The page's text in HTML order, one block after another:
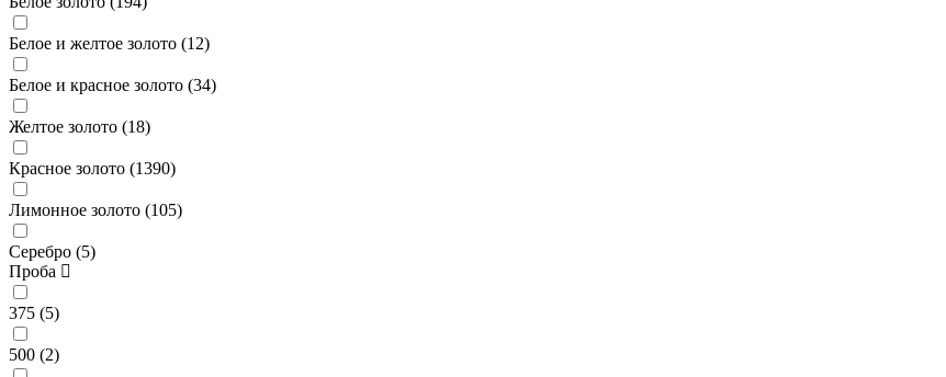
Белое и желтое золото (12)
Белое и красное золото (34)
Желтое золото (18)
Красное золото (1390)
Лимонное золото (105)
Серебро (5)
Проба
375 (5)
500 (2)